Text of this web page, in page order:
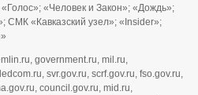
«Человек и Закон»; «Дождь»;
СМК «Кавказский узел»; «Insider»;
government.ru, mil.ru,
svr.gov.ru, scrf.gov.ru, fso.gov.ru,
council.gov.ru, mid.ru,